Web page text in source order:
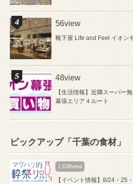
56view
靴下屋 Life and Feel イオン
48view
【生活情報】近隣スーパー
幕張エリア４ルート
ピックアップ「千葉の食材」
1,638view
【イベント情報】8/24・25